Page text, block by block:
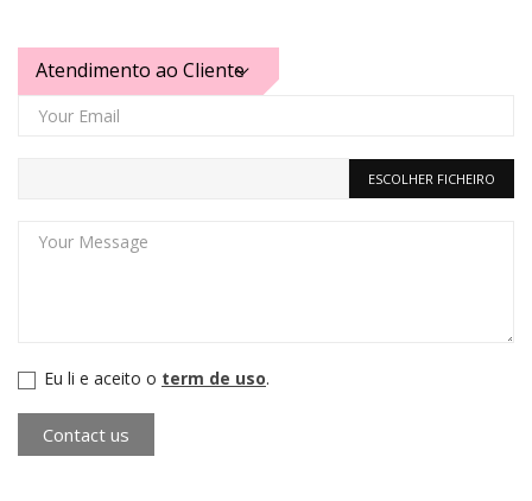
Atendimento ao Cliente
ESCOLHER FICHEIRO
Eu li e aceito o term de uso.